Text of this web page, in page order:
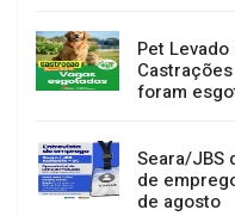
Pet
foram
Seara/JBS
de
de agosto